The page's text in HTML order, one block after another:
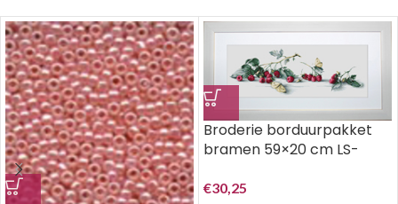
Broderie borduurpakket
bramen 59×20 cm LS-
€30,25